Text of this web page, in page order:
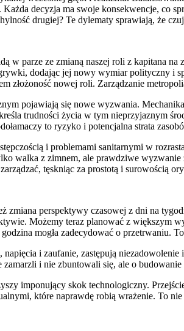
decyzja ma swoje konsekwencje, co
drugiej? Te dylematy sprawiają, że
w parze ze zmianą naszej roli z kapitana
dodając jej nowy wymiar polityczny i
złożoność nowej roli. Zarządzanie
pojawiają się nowe wyzwania.
trudności życia w tym nieprzyjaznym
to ryzyko i potencjalna strata
i problemami sanitarnymi w
walka z zimnem, ale prawdziwe wyzwanie
tęskniąc za prostotą i surowością
zmiana perspektywy czasowej z dni na
Możemy teraz planować z większym
mogła zadecydować o przetrwaniu.
i zaufanie, zastępują
i nie zbuntowali się, ale o
imponujący skok technologiczny.
które naprawdę robią wrażenie. To